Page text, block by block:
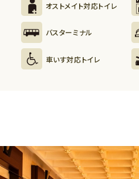
オストメイト対応トイレ
バスターミナル
車いす対応トイレ